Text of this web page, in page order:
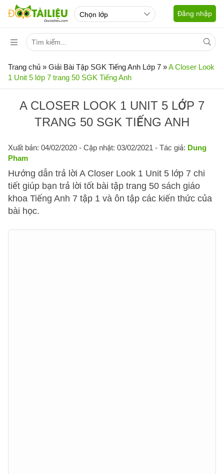
Đăng nhập
Trang chủ » Giải Bài Tập SGK Tiếng Anh Lớp 7 »A Closer Look
1 Unit 5 lớp 7 trang 50 SGK Tiếng Anh
A CLOSER LOOK 1 UNIT 5 LỚP 7
TRANG 50 SGK TIẾNG ANH
Xuất bản: 04/02/2020 - Cập nhật: 03/02/2021 - Tác giả: Dung
Pham
Hướng dẫn trả lời A Closer Look 1 Unit 5 lớp 7 chi
tiết giúp bạn trả lời tốt bài tập trang 50 sách giáo
khoa Tiếng Anh 7 tập 1 và ôn tập các kiến thức của
bài học.